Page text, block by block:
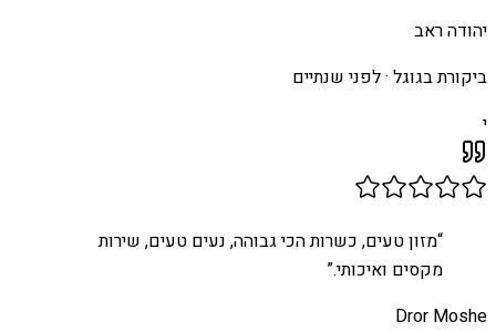
יהודה ראב
ביקורת בגוגל ·לפני שנתיים
י
“מזון טעים, כשרות הכי גבוהה, נעים טעים, שירות
מקסים ואיכותי.”
Dror Moshe